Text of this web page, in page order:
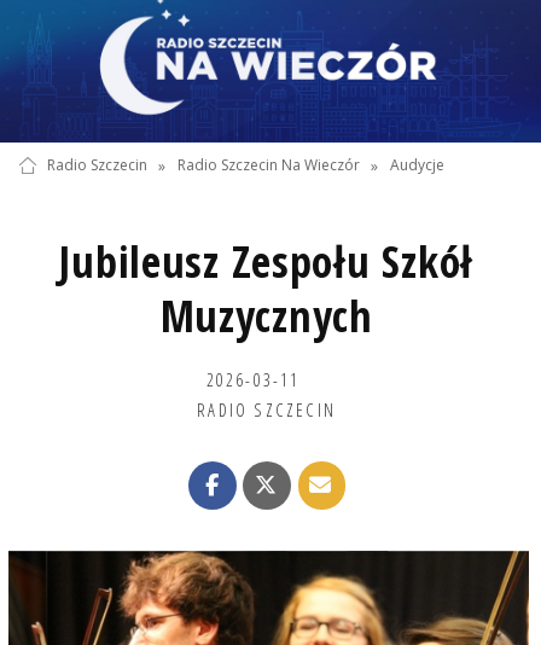
Radio Szczecin » Radio Szczecin Na Wieczór » Audycje
Jubileusz Zespołu Szkół
Muzycznych
2026-03-11
RADIO SZCZECIN